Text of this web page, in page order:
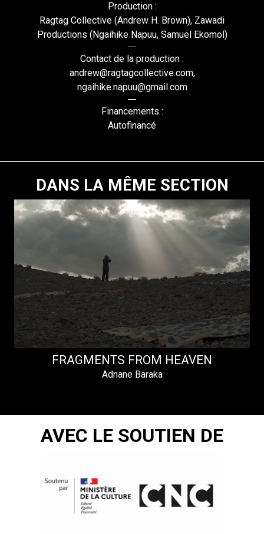
Production :
Ragtag Collective (Andrew H. Brown), Zawadi
Productions (Ngaihike Napuu, Samuel Ekomol)
Contact de la production :
andrew@ragtagcollective.com,
ngaihike.napuu@gmail.com
Financements :
Autofinancé
DANS LA MÊME SECTION
FRAGMENTS FROM HEAVEN
Adnane Baraka
AVEC LE SOUTIEN DE